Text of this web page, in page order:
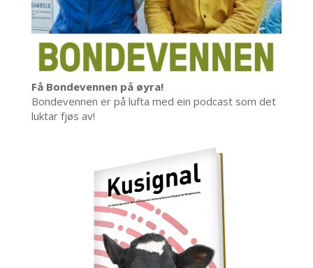
Få Bondevennen på øyra!
Bondevennen er på lufta med ein podcast som det
luktar fjøs av!